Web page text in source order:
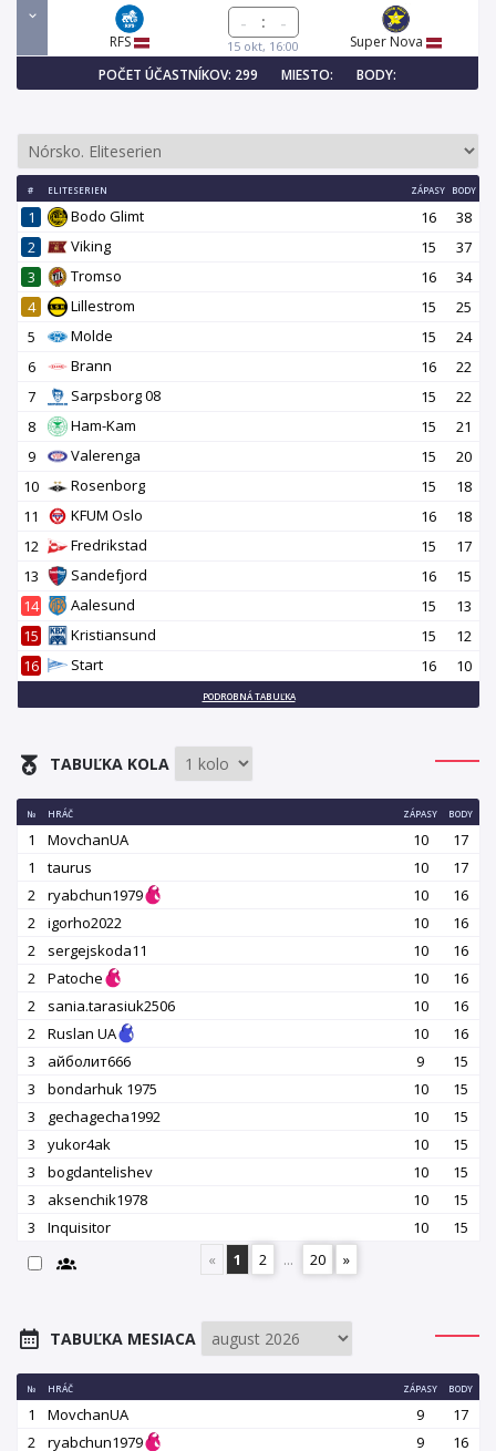
RFS
:
15 okt, 16:00
Super Nova
POČET ÚČASTNÍKOV: 299
MIESTO: BODY:
# ELITESERIEN ZÁPASY BODY
1 Bodo Glimt 16
38
2
Viking 15
37
3
Tromso 16
34
4
Lillestrom 15
25
5
Molde 15
24
6
Brann 16
22
7
Sarpsborg 08 15
22
8
Ham-Kam 15
21
9
Valerenga 15
20
10
Rosenborg 15
18
11
KFUM Oslo 16
18
12
Fredrikstad 15
17
13
Sandefjord 16
15
14
Aalesund 15
13
15
Kristiansund 15
12
16
Start 16 10
PODROBNÁ TABUĽKA
TABUĽKA KOLA
№ HRÁČ ZÁPASY BODY
1 MovchanUA 10
17
1
taurus 10
17
2
ryabchun1979 10
16
2
igorho2022 10
16
2
sergejskoda11 10
16
2
Patoche 10
16
2
sania.tarasiuk2506 10
16
2
Ruslan UA 10
16
3
айболит666 9
15
3
bondarhuk 1975 10
15
3
gechagecha1992 10
15
3
yukor4ak 10
15
3
bogdantelishev 10
15
3
aksenchik1978 10
15
3
Inquisitor 10
15
«
1 2 ... 20 »
TABUĽKA MESIACA
№ HRÁČ ZÁPASY BODY
1 MovchanUA 9
17
2
ryabchun1979 9
16